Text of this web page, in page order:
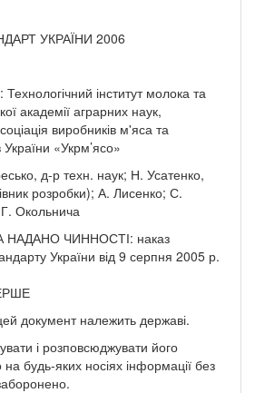
УКРАЇНИ 2006
інститут молока та
академії аграрних наук,
виробників м'яса та
«Укрм’ясо»
д-р техн. наук; Н. Усатенко,
розробки); А. Лисенко; С.
Окольнича
ЧИННОСТІ: наказ
України від 9 серпня 2005 р.
документ належить державі.
і розповсюджувати його
на будь-яких носіях інформації без